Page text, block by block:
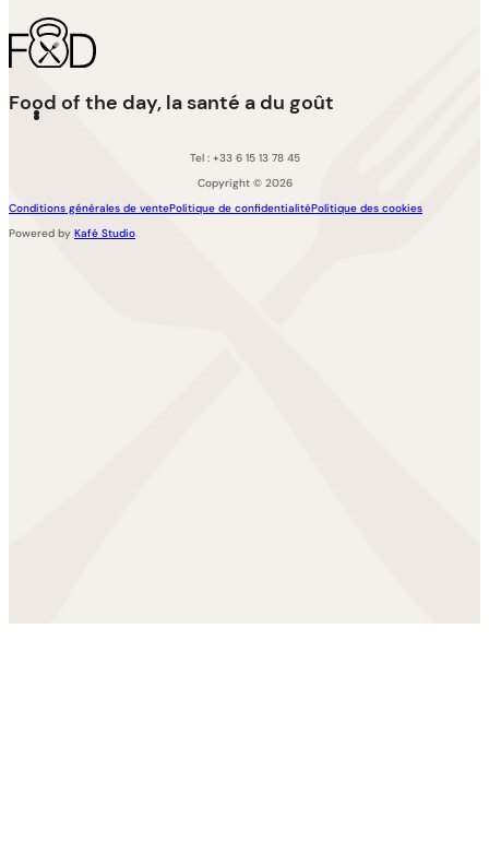
Food of the day, la santé a du goût
Tel : +33 6 15 13 78 45
Copyright © 2026
Conditions générales de ventePolitique de confidentialitéPolitique des cookies
Powered by Kafé Studio